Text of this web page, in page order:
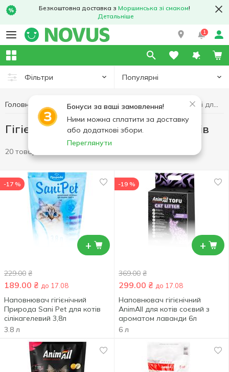
Безкоштовна доставка з Моршинська зі смаком!
Детальніше
1
Фільтри Популярні
Бонуси за ваші замовлення!
Ними можна сплатити за доставку
або додаткові збори.
Переглянути
Головна Товари для тварин Гігієнічні наповнювачі для туалетів
Гігієнічні наповнювачі для туалетів
20 товарів
+
-17 %
229.00 ₴
189.00 ₴ до 17.08
Наповнювач гігієнічний
Природа Sani Pet для котів
сілікагелевий 3,8л
3.8 л
+
-19 %
369.00 ₴
299.00 ₴ до 17.08
Наповнювач гігієнічний
AnimAll для котів соєвий з
ароматом лаванди 6л
6 л